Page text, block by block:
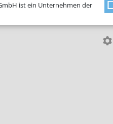
ist ein Unternehmen der